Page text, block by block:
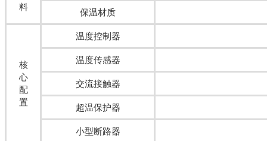
料
保温材质
核
心
配
置
温度控制器
温度传感器
交流接触器
超温保护器
小型断路器